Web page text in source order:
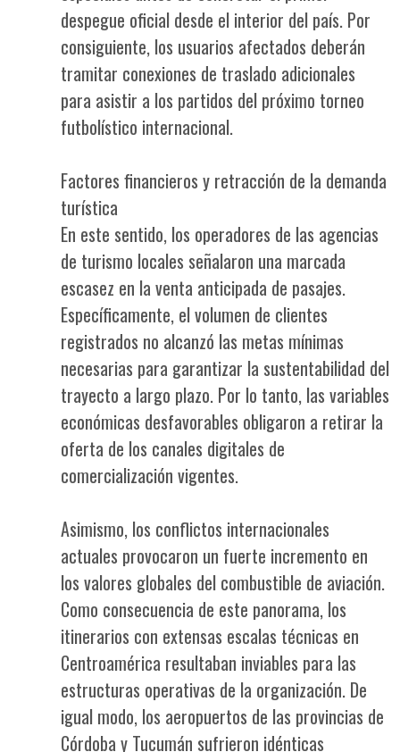
despegue oficial desde el interior del país. Por
consiguiente, los usuarios afectados deberán
tramitar conexiones de traslado adicionales
para asistir a los partidos del próximo torneo
futbolístico internacional.
Factores financieros y retracción de la demanda
turística
En este sentido, los operadores de las agencias
de turismo locales señalaron una marcada
escasez en la venta anticipada de pasajes.
Específicamente, el volumen de clientes
registrados no alcanzó las metas mínimas
necesarias para garantizar la sustentabilidad del
trayecto a largo plazo. Por lo tanto, las variables
económicas desfavorables obligaron a retirar la
oferta de los canales digitales de
comercialización vigentes.
Asimismo, los conflictos internacionales
actuales provocaron un fuerte incremento en
los valores globales del combustible de aviación.
Como consecuencia de este panorama, los
itinerarios con extensas escalas técnicas en
Centroamérica resultaban inviables para las
estructuras operativas de la organización. De
igual modo, los aeropuertos de las provincias de
Córdoba y Tucumán sufrieron idénticas